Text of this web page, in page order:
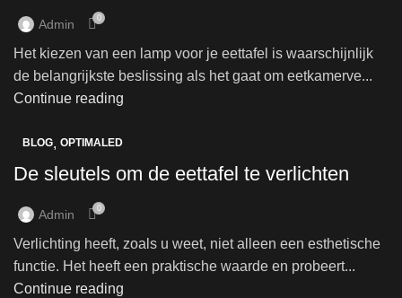
Admin 0
Het kiezen van een lamp voor je eettafel is waarschijnlijk
de belangrijkste beslissing als het gaat om eetkamerve...
Continue reading
BLOG, OPTIMALED
De sleutels om de eettafel te verlichten
Admin 0
Verlichting heeft, zoals u weet, niet alleen een esthetische
functie. Het heeft een praktische waarde en probeert...
Continue reading